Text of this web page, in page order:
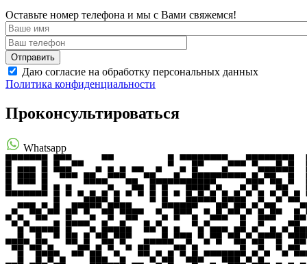
Оставьте номер телефона и мы с Вами свяжемся!
Даю согласие на обработку персональных данных
Политика конфиденциальности
Проконсультироваться
Whatsapp